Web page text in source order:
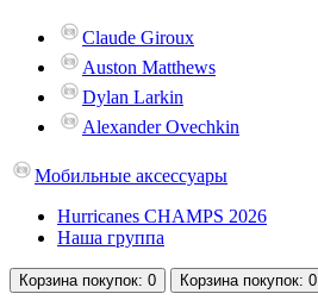
Claude Giroux
Auston Matthews
Dylan Larkin
Alexander Ovechkin
Мобильные аксессуары
Hurricanes CHAMPS 2026
Наша группа
Корзина покупок: 0 Корзина покупок: 0